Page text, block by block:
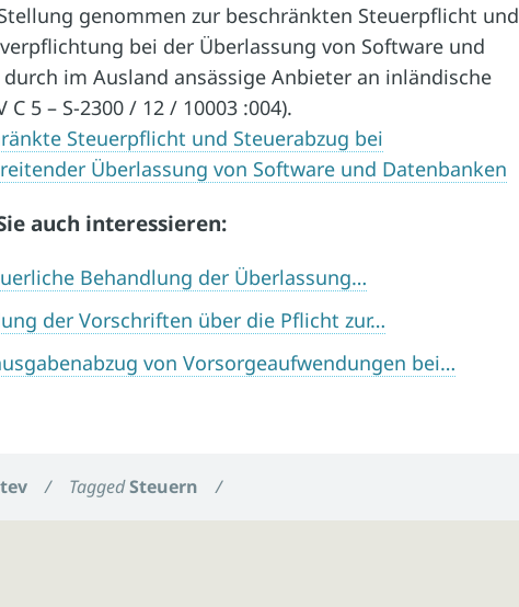
genommen zur beschränkten Steuerpflicht und
bei der Überlassung von Software und
im Ausland ansässige Anbieter an inländische
C 5 – S-2300 / 12 / 10003 :004).
Steuerpflicht und Steuerabzug bei
Überlassung von Software und Datenbanken
auch interessieren:
Behandlung der Überlassung…
der Vorschriften über die Pflicht zur…
von Vorsorgeaufwendungen bei…
/ TaggedSteuern /